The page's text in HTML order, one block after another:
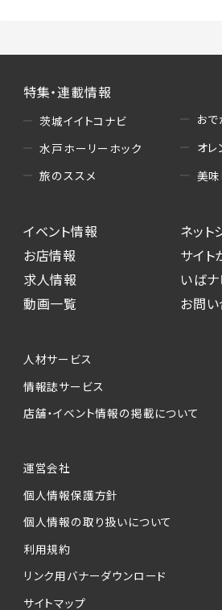
特集・連載情報
茨城イイトコナビ
水戸ホーリーホック
旅のススメ
おで
オ
美味
イベント情報
お店情報
求人情報
動画一覧
ネット
サイト
いば
お問
人材サービス
情報誌サービス
店舗・イベント情報の掲載について
運営会社
個人情報保護方針
個人情報の取り扱いについて
利用規約
リンク用バナーダウンロード
サイトマップ